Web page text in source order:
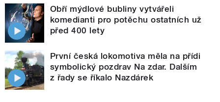
Obří mýdlové bubliny vytvářeli
komedianti pro potěchu ostatních už
před 400 lety
První česká lokomotiva měla na přídi
symbolický pozdrav Na zdar. Dalším
z řady se říkalo Nazdárek